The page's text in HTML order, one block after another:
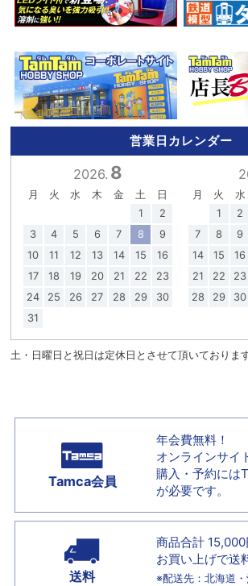
営業日カレンダー
2026. 8
月 火 水 木 金 土
日
1
2
3
4 5 6 7 8
9
10
11 12 13 14 15
16
17
18 19 20 21 22
23
24
25 26 27 28 29
30
31
月 火 水
1
2
7
8 9
14
15 16
21
22 23
28
29 30
土・日曜日と祝日は定休日とさせて頂いております
Tamca会員
年会費無料！
オンラインサイ
購入・予約には
が必要です。
送料
商品合計 15,000
お買い上げで送
※配送先：北海道・